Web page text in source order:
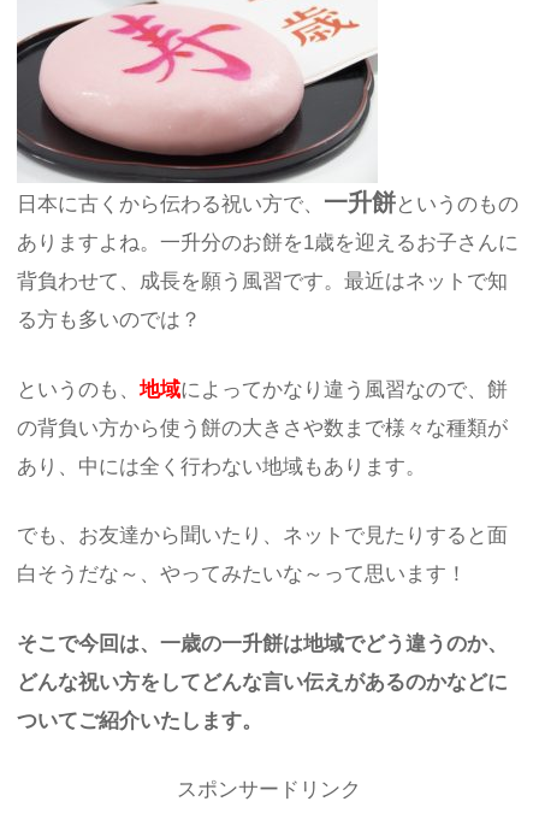
日本に古くから伝わる祝い方で、 一升餅というのもの
ありますよね。一升分のお餅を1歳を迎えるお子さんに
背負わせて、成長を願う風習です。最近はネットで知
る方も多いのでは？
というのも、地域によってかなり違う風習なので、餅
の背負い方から使う餅の大きさや数まで様々な種類が
あり、中には全く行わない地域もあります。
でも、お友達から聞いたり、ネットで見たりすると面
白そうだな～、やってみたいな～って思います！
そこで今回は、一歳の一升餅は地域でどう違うのか、
どんな祝い方をしてどんな言い伝えがあるのかなどに
ついてご紹介いたします。
スポンサードリンク